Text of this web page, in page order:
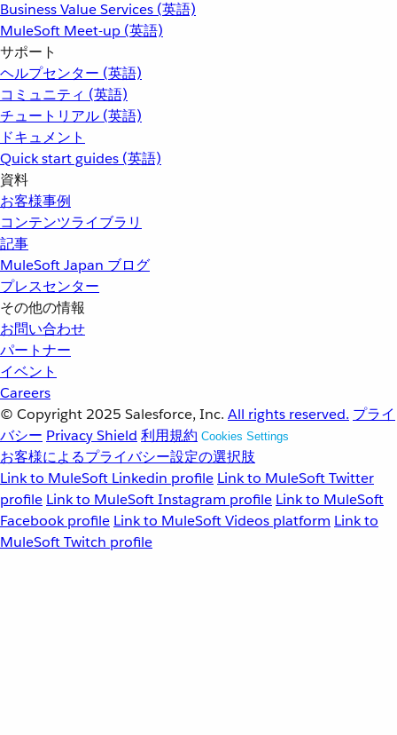
Business Value Services (英語)
MuleSoft Meet-up (英語)
サポート
ヘルプセンター (英語)
コミュニティ (英語)
チュートリアル (英語)
ドキュメント
Quick start guides (英語)
資料
お客様事例
コンテンツライブラリ
記事
MuleSoft Japan ブログ
プレスセンター
その他の情報
お問い合わせ
パートナー
イベント
Careers
© Copyright 2025 Salesforce, Inc. All rights reserved. プライ
バシー Privacy Shield 利用規約 Cookies Settings
お客様によるプライバシー設定の選択肢
Link to MuleSoft Linkedin profile Link to MuleSoft Twitter
profile Link to MuleSoft Instagram profile Link to MuleSoft
Facebook profile Link to MuleSoft Videos platform Link to
MuleSoft Twitch profile